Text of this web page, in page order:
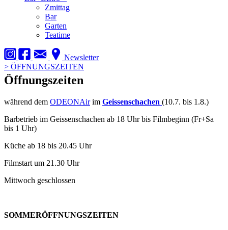
Zmittag
Bar
Garten
Teatime
Newsletter
> ÖFFNUNGSZEITEN
Öffnungszeiten
während dem ODEONAirim Geissenschachen (10.7. bis 1.8.)
Barbetrieb im Geissenschachen ab 18 Uhr bis Filmbeginn (Fr+Sa
bis 1 Uhr)
Küche ab 18 bis 20.45 Uhr
Filmstart um 21.30 Uhr
Mittwoch geschlossen
SOMMERÖFFNUNGSZEITEN